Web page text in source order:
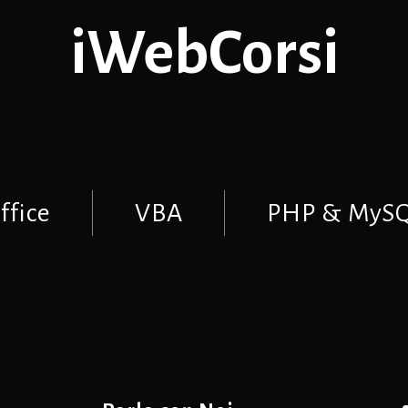
iWebCorsi
VBA PHP &